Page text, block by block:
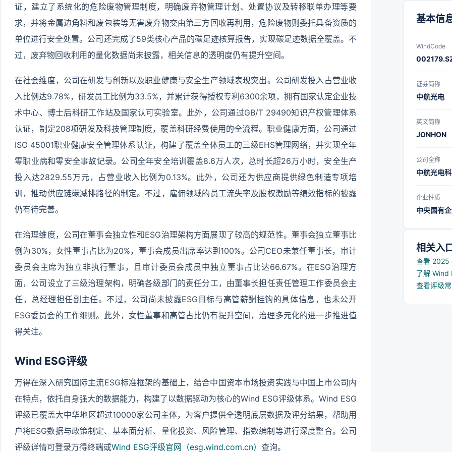
证，建立了系统化的危险废物管理制度，明确废弃物管理计划、处置协议及转移联单办理等要
求，并将金属边角料和废包装等无害废弃物交由第三方回收再利用，危险废物则委托具备资质的
单位进行安全处置。公司还完成了59类核心产品的碳足迹核算报告，实现碳足迹数据全覆盖。不
过，废弃物回收利用的量化数据尚未披露，相关信息的透明度仍有提升空间。
在社会维度，公司在研发与创新以及职业健康与安全生产领域表现突出。公司研发投入占营业收
入比例达9.78%，研发员工比例为33.5%，并累计获得授权专利6300余项，拥有国家认定企业技
术中心、博士后科研工作站及国家认可实验室。此外，公司通过GB/T 29490知识产权管理体系
认证，制定208项研发及科技管理制度，覆盖科研经费使用的全流程。职业健康方面，公司通过
ISO 45001职业健康安全管理体系认证，构建了覆盖全体员工的三级EHS管理网络，并实现全年
零职业病和零安全事故记录。公司全年安全培训覆盖8.6万人次，总时长超26万小时，安全生产
投入达2829.55万元，占营业收入比例为0.13%。此外，公司还为供应商提供绿色制造专项培
训，推动供应链碳减排路径的制定。不过，雇佣领域的员工流失率及股权激励等绩效指标的披露
仍有待完善。
在治理维度，公司在董事会独立性和ESG治理架构方面展现了较高的规范性。董事会独立董事比
例为30%，女性董事占比为20%，董事会成员出席率达到100%。公司CEO未兼任董事长，审计
委员会主席为独立非执行董事，且审计委员会成员中独立董事占比达66.67%。在ESG治理方
面，公司设立了三级治理架构，明确各级部门的责任分工，由董事长担任责任管理工作委员会主
任，总经理担任副主任。不过，公司尚未披露ESG目标与高管薪酬挂钩的具体信息，也未公开
ESG委员会的工作细则。此外，女性董事和高管占比仍有提升空间，治理多元化的进一步推进值
得关注。
Wind ESG评级
万得在深入研究国际主流ESG标准框架的基础上，结合中国资本市场投资实践与中国上市公司内
在特点，依托自身强大的数据能力，构建了以数据驱动为核心的Wind ESG评级体系。Wind ESG
评级已覆盖大中华地区超过10000家公司主体，为客户提供全透明底层数据及评分结果，帮助用
户将ESG数据与政策制定、基本面分析、量化投资、风险管理、指数编制等进行深度整合。公司
评级详情可登录万得终端或Wind ESG评级官网（esg.wind.com.cn） 查询。
化体系
公司多
IECEX、
广泛应
装备、
造领域。
国”使命
特色企
互连方案
基本信
WindCode
证券简称
中航光电
英文简称
JONHON
公司全称
中航光电
企业性质
中央国有
相关入
查看 2025
了解 Wind
查看评级